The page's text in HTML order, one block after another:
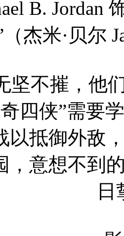
B. Jordan
（杰米·贝尔
坚不摧，他
侠”需要学
以抵御外敌
，意想不到